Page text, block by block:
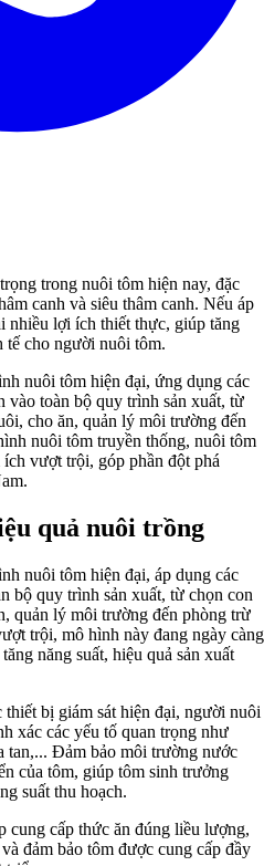
trong nuôi tôm hiện nay, đặc
canh và siêu thâm canh. Nếu áp
nhiều lợi ích thiết thực, giúp tăng
tế cho người nuôi tôm.
nuôi tôm hiện đại, ứng dụng các
vào toàn bộ quy trình sản xuất, từ
cho ăn, quản lý môi trường đến
nuôi tôm truyền thống, nuôi tôm
vượt trội, góp phần đột phá
quả nuôi trồng
nuôi tôm hiện đại, áp dụng các
bộ quy trình sản xuất, từ chọn con
quản lý môi trường đến phòng trừ
trội, mô hình này đang ngày càng
năng suất, hiệu quả sản xuất
bị giám sát hiện đại, người nuôi
xác các yếu tố quan trọng như
tan,... Đảm bảo môi trường nước
của tôm, giúp tôm sinh trưởng
suất thu hoạch.
cung cấp thức ăn đúng liều lượng,
đảm bảo tôm được cung cấp đầy